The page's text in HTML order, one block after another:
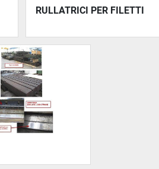
RULLATRICI PER FILETTI